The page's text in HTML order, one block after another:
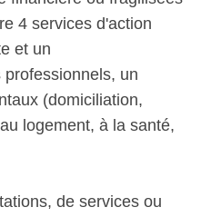
4 services d'action
et un
un
(domiciliation,
logement, à la santé,
de services ou